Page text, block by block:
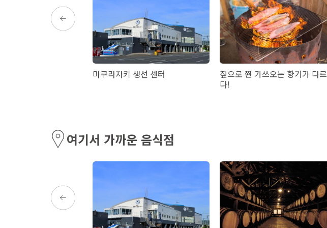
마쿠라자키 생선 센터
짚으로 쬔 가쓰오는 향기가 다르
다!
여기서 가까운 음식점